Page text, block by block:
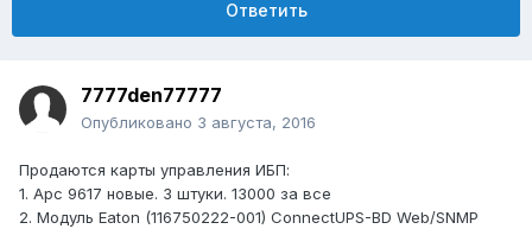
Ответить
7777den77777
Опубликовано 3 августа, 2016
Продаются карты управления ИБП:
1. Apc 9617 новые. 3 штуки. 13000 за все
2. Модуль Eaton (116750222-001) ConnectUPS-BD Web/SNMP